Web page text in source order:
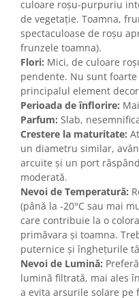
culoare roșu-purpuriu
de vegetație. Toamna,
spectaculoase de roșu
frunzele toamna).
Flori: Mici, de culoare
pendente. Nu sunt
principalul element
Perioada de înflorire:
Parfum: Slab,
Crestere la maturitate:
un diametru similar,
arcuite și un port
moderată.
Nevoi de Temperatură:
(până la -20°C sau mai
care contribuie la o
primăvara și toamna.
puternice și înghețurile
Nevoi de Lumină:
lumină filtrată, mai ales
a evita arsurile solare pe